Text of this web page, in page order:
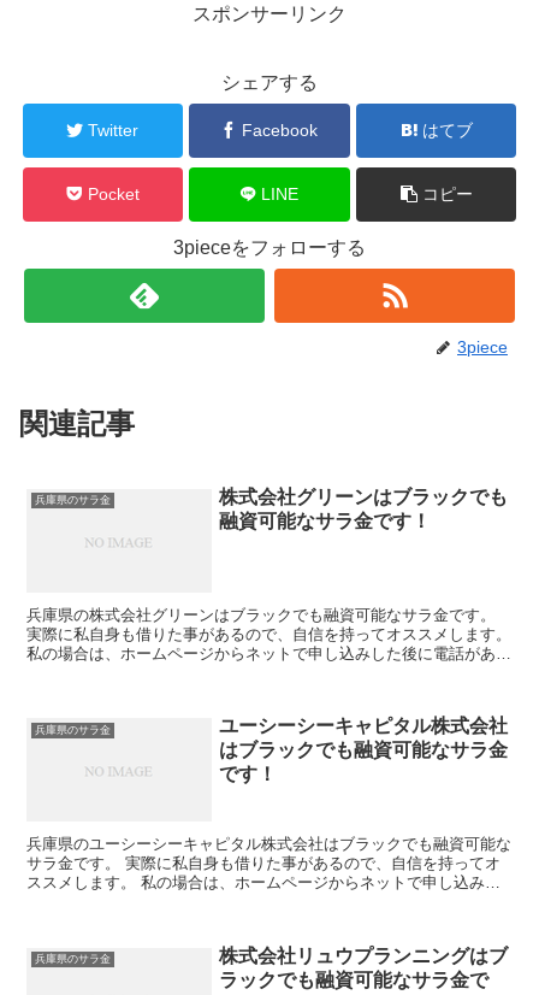
スポンサーリンク
シェアする
Twitter Facebook はてブ
Pocket LINE コピー
3pieceをフォローする
3piece
関連記事
兵庫県のサラ金
株式会社グリーンはブラックでも
融資可能なサラ金です！
兵庫県の株式会社グリーンはブラックでも融資可能なサラ金です。
実際に私自身も借りた事があるので、自信を持ってオススメします。
私の場合は、ホームページからネットで申し込みした後に電話があ
兵庫県のサラ金
ユーシーシーキャピタル株式会社
はブラックでも融資可能なサラ金
です！
兵庫県のユーシーシーキャピタル株式会社はブラックでも融資可能な
サラ金です。 実際に私自身も借りた事があるので、自信を持ってオ
ススメします。 私の場合は、ホームページからネットで申し込みし
兵庫県のサラ金
株式会社リュウプランニングはブ
ラックでも融資可能なサラ金で